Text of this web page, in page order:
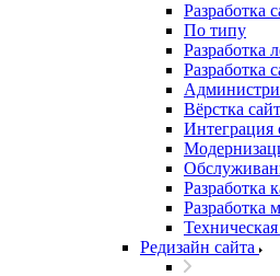
Разработка
По типу
Разработка
Разработка
Вёрстка
Интеграция
Разработка
Разработка
Редизайн сайта